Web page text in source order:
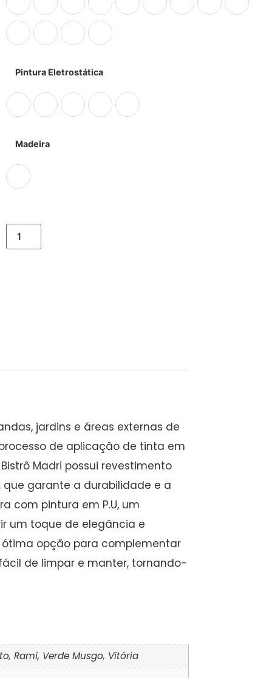
Pintura Eletrostática
Madeira
jardins e áreas externas de
de aplicação de tinta em
Madri possui revestimento
garante a durabilidade e a
com pintura em P.U, um
um toque de elegância e
ótima opção para complementar
de limpar e manter, tornando-
Rami, Verde Musgo, Vitória